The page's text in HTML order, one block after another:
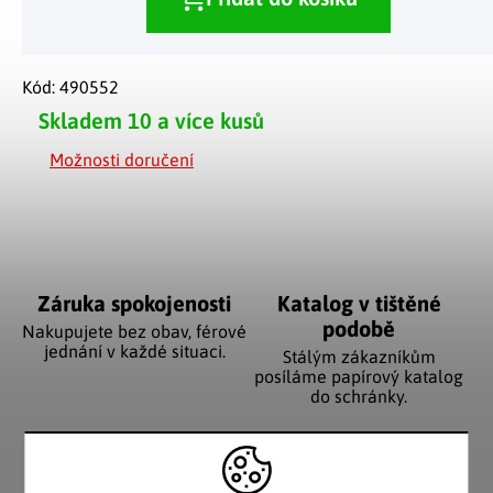
Skladem 10 a více kusů
Možnosti doručení
Kód: 490552
Záruka spokojenosti
Nakupujete bez obav, férové
jednání v každé situaci.
Katalog v tištěné
podobě
Stálým zákazníkům
posíláme papírový katalog
do schránky.